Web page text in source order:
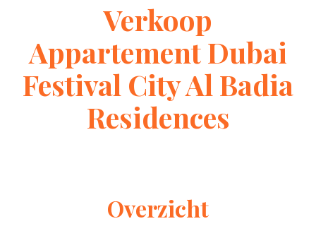
Verkoop
Appartement Dubai
Festival City Al Badia
Residences
Overzicht